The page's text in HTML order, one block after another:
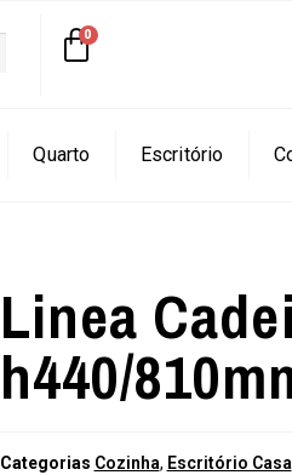
Quarto Escritório
Linea
h440/
Categorias Cozinha, Escritório Casa